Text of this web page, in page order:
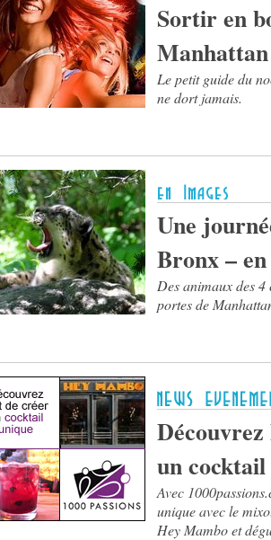
Sortir en
Manhattan
Le petit guide du
ne dort jamais.
Une
Bronx –
Des animaux des
portes de
un
Avec
unique avec le
Hey Mambo et